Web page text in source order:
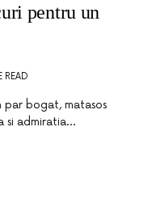
pentru un
READ
par bogat, matasos
si admiratia…